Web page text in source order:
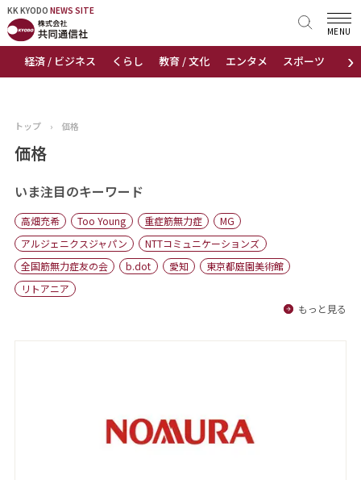
KK KYODO NEWS SITE
›
経済 / ビジネス くらし 教育 / 文化 エンタメ スポーツ 地域
MENU
KK KYODONEWS SITE
トップページ
ニュース
おすすめコンテンツ
出版物
会社概要
トップ › 価格
価格
いま注目のキーワード
高畑充希 Too Young 重症筋無力症
MG
アルジェニクスジャパン
NTTコミュニケーションズ
全国筋無力症友の会
b.dot 愛知
東京都庭園美術館
リトアニア
もっと見る